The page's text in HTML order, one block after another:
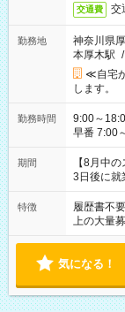
交通費 交
勤務地
神奈川県
本厚木駅 /
≪自宅
します。
勤務時間
9:00～18:00（休憩60分
早番 7:00
と休みを
「できれ
ね。 ※Wワーク希望の方へ 今ご覧のお仕事で希望する勤務時間
と、もう1
合は応募
期間
【8月中
3日後に就
特徴 履歴書不要
上の大量
気になる！